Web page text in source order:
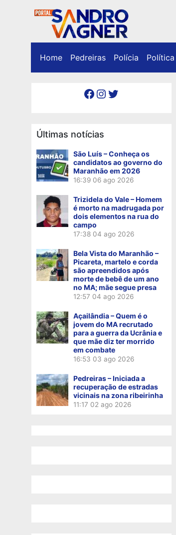
Home Pedreiras Polícia Política
Facebook Instagram Twitter
Últimas notícias
São Luís – Conheça os
candidatos ao governo do
Maranhão em 2026
16:39 06 ago 2026
Trizidela do Vale – Homem
é morto na madrugada por
dois elementos na rua do
campo
17:38 04 ago 2026
Bela Vista do Maranhão –
Picareta, martelo e corda
são apreendidos após
morte de bebê de um ano
no MA; mãe segue presa
12:57 04 ago 2026
Açailândia – Quem é o
jovem do MA recrutado
para a guerra da Ucrânia e
que mãe diz ter morrido
em combate
16:53 03 ago 2026
Pedreiras – Iniciada a
recuperação de estradas
vicinais na zona ribeirinha
11:17 02 ago 2026